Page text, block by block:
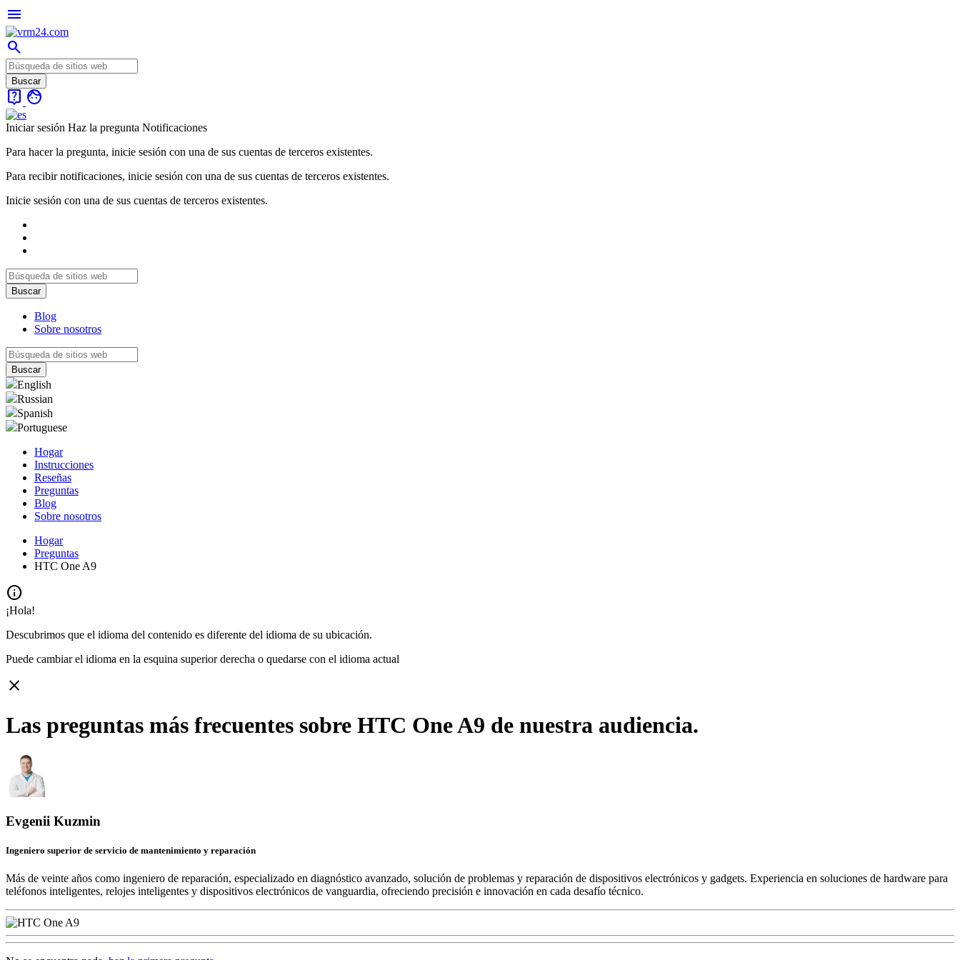
menu
search
live_help face
Iniciar sesión Haz la pregunta Notificaciones
Para hacer la pregunta, inicie sesión con una de sus cuentas de terceros existentes.
Para recibir notificaciones, inicie sesión con una de sus cuentas de terceros existentes.
Inicie sesión con una de sus cuentas de terceros existentes.
Blog
Sobre nosotros
English
Russian
Spanish
Portuguese
Hogar
Instrucciones
Reseñas
Preguntas
Blog
Sobre nosotros
Hogar
Preguntas
HTC One A9
info
¡Hola!
Descubrimos que el idioma del contenido es diferente del idioma de su ubicación.
Puede cambiar el idioma en la esquina superior derecha o quedarse con el idioma actual
close
Las preguntas más frecuentes sobre HTC One A9 de nuestra audiencia.
Evgenii Kuzmin
Ingeniero superior de servicio de mantenimiento y reparación
Más de veinte años como ingeniero de reparación, especializado en diagnóstico avanzado, solución de problemas y reparación de dispositivos electrónicos y gadgets. Experiencia en soluciones de hardware para
teléfonos inteligentes, relojes inteligentes y dispositivos electrónicos de vanguardia, ofreciendo precisión e innovación en cada desafío técnico.